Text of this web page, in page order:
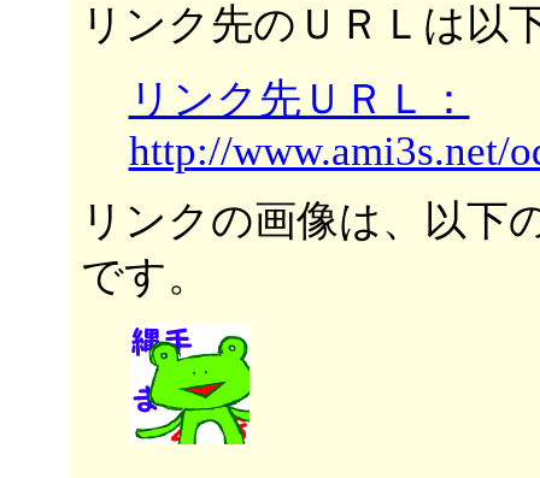
リンク先のＵＲＬは以
リンク先ＵＲＬ：
http://www.ami3s.net/
リンクの画像は、以下
です。